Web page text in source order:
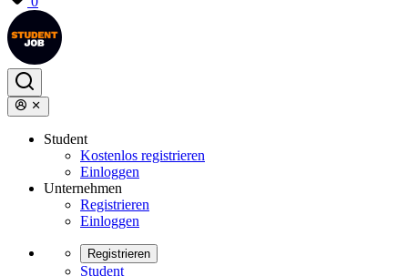
Student
Kostenlos registrieren
Einloggen
Unternehmen
Registrieren
Einloggen
Registrieren
Student